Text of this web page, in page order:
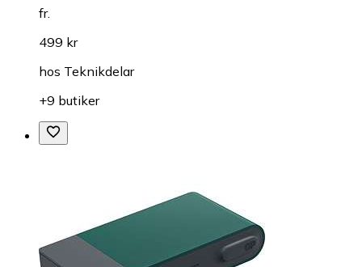
fr.
499 kr
hos Teknikdelar
+9 butiker